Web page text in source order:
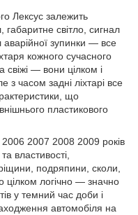
Лексус залежить
габаритне світло, сигнал
аварійної зупинки — все
кожного сучасного
свіжі — вони цілком і
з часом задні ліхтарі все
що
пластикового
2006 2007 2008 2009 років
властивості,
подряпини, сколи,
цілком логічно — значно
у темний час доби і
автомобіля на